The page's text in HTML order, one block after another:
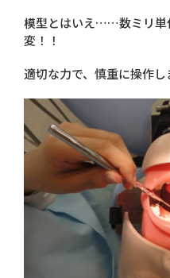
模型とはいえ……数ミリ単
変！！
適切な力で、慎重に操作し